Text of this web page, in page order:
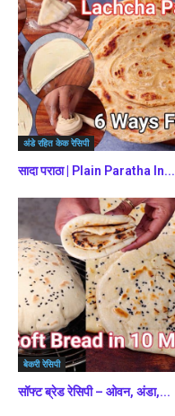
अंडे रहित केक रेसिपी
सादा पराठा | Plain Paratha In...
बेकरी रेसिपी
सॉफ्ट ब्रेड रेसिपी – ओवन, अंडा,...